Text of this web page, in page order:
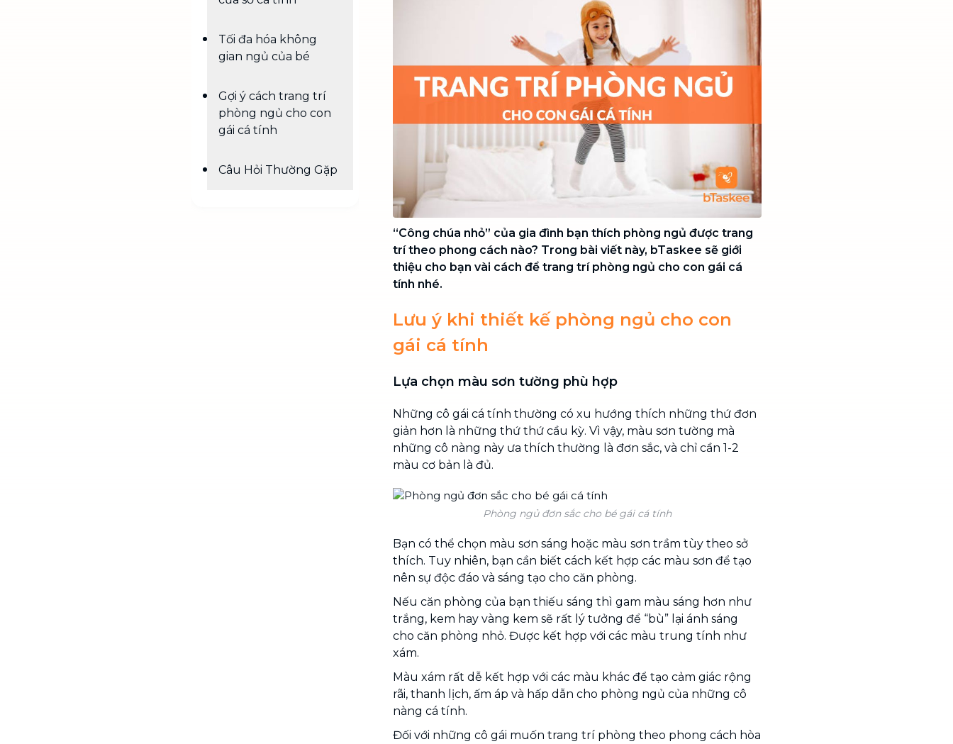
Chuyển nhà trọn gói, không lo dọn
NEW
Vệ sinh chuyên nghiệp cho văn
phòng, nhà xưởng, công trình lớn
Tối đa hóa không
gian ngủ của bé
Gợi ý cách trang trí
phòng ngủ cho con
gái cá tính
Câu Hỏi Thường Gặp
“Công chúa nhỏ” của gia đình bạn thích phòng ngủ được trang
trí theo phong cách nào? Trong bài viết này, bTaskee sẽ giới
thiệu cho bạn vài cách để trang trí phòng ngủ cho con gái cá
tính nhé.
Lưu ý khi thiết kế phòng ngủ cho con
gái cá tính
Lựa chọn màu sơn tường phù hợp
Những cô gái cá tính thường có xu hướng thích những thứ đơn
giản hơn là những thứ thứ cầu kỳ. Vì vậy, màu sơn tường mà
những cô nàng này ưa thích thường là đơn sắc, và chỉ cần 1-2
màu cơ bản là đủ.
Phòng ngủ đơn sắc cho bé gái cá tính
Bạn có thể chọn màu sơn sáng hoặc màu sơn trầm tùy theo sở
thích. Tuy nhiên, bạn cần biết cách kết hợp các màu sơn để tạo
nên sự độc đáo và sáng tạo cho căn phòng.
Nếu căn phòng của bạn thiếu sáng thì gam màu sáng hơn như
trắng, kem hay vàng kem sẽ rất lý tưởng để “bù” lại ánh sáng
cho căn phòng nhỏ. Được kết hợp với các màu trung tính như
xám.
Màu xám rất dễ kết hợp với các màu khác để tạo cảm giác rộng
rãi, thanh lịch, ấm áp và hấp dẫn cho phòng ngủ của những cô
nàng cá tính.
Đối với những cô gái muốn trang trí phòng theo phong cách hòa